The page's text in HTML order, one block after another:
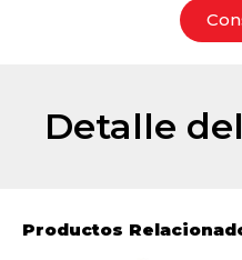
Detalle
Productos